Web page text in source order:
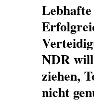
NDR
ziehen,
nicht